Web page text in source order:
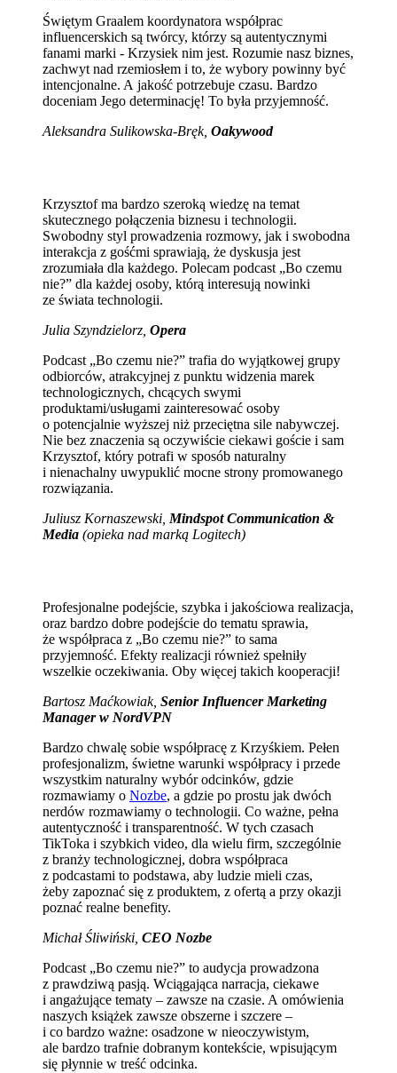
Świętym Graalem koordynatora współprac
influencerskich są twórcy, którzy są autentycznymi
fanami marki - Krzysiek nim jest. Rozumie nasz biznes,
zachwyt nad rzemiosłem i to, że wybory powinny być
intencjonalne. A jakość potrzebuje czasu. Bardzo
doceniam Jego determinację! To była przyjemność.
Aleksandra Sulikowska-Bręk, Oakywood
Krzysztof ma bardzo szeroką wiedzę na temat
skutecznego połączenia biznesu i technologii.
Swobodny styl prowadzenia rozmowy, jak i swobodna
interakcja z gośćmi sprawiają, że dyskusja jest
zrozumiała dla każdego. Polecam podcast „Bo czemu
nie?” dla każdej osoby, którą interesują nowinki
ze świata technologii.
Julia Szyndzielorz, Opera
Podcast „Bo czemu nie?” trafia do wyjątkowej grupy
odbiorców, atrakcyjnej z punktu widzenia marek
technologicznych, chcących swymi
produktami/usługami zainteresować osoby
o potencjalnie wyższej niż przeciętna sile nabywczej.
Nie bez znaczenia są oczywiście ciekawi goście i sam
Krzysztof, który potrafi w sposób naturalny
i nienachalny uwypuklić mocne strony promowanego
rozwiązania.
Juliusz Kornaszewski, Mindspot Communication &
Media (opieka nad marką Logitech)
Profesjonalne podejście, szybka i jakościowa realizacja,
oraz bardzo dobre podejście do tematu sprawia,
że współpraca z „Bo czemu nie?” to sama
przyjemność. Efekty realizacji również spełniły
wszelkie oczekiwania. Oby więcej takich kooperacji!
Bartosz Maćkowiak, Senior Influencer Marketing
Manager w NordVPN
Bardzo chwalę sobie współpracę z Krzyśkiem. Pełen
profesjonalizm, świetne warunki współpracy i przede
wszystkim naturalny wybór odcinków, gdzie
rozmawiamy o Nozbe, a gdzie po prostu jak dwóch
nerdów rozmawiamy o technologii. Co ważne, pełna
autentyczność i transparentność. W tych czasach
TikToka i szybkich video, dla wielu firm, szczególnie
z branży technologicznej, dobra współpraca
z podcastami to podstawa, aby ludzie mieli czas,
żeby zapoznać się z produktem, z ofertą a przy okazji
poznać realne benefity.
Michał Śliwiński, CEO Nozbe
Podcast „Bo czemu nie?” to audycja prowadzona
z prawdziwą pasją. Wciągająca narracja, ciekawe
i angażujące tematy – zawsze na czasie. A omówienia
naszych książek zawsze obszerne i szczere –
i co bardzo ważne: osadzone w nieoczywistym,
ale bardzo trafnie dobranym kontekście, wpisującym
się płynnie w treść odcinka.